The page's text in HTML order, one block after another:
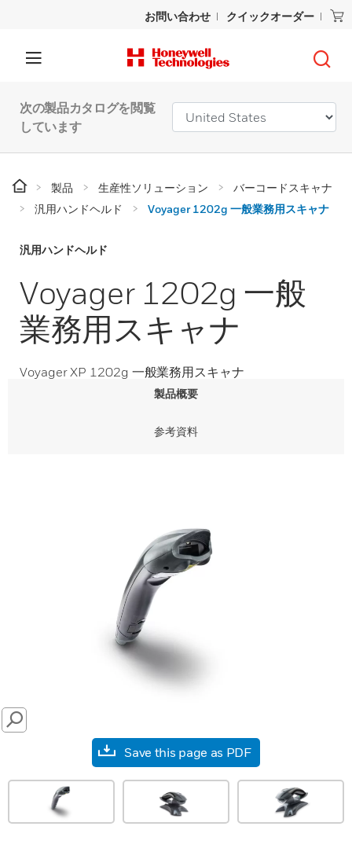
お問い合わせ クイックオーダー
次の製品カタログを閲覧
しています
製品 生産性ソリューション
バーコードスキャナ
汎用ハンドヘルド
Voyager 1202g 一般業務用スキャナ
汎用ハンドヘルド
Voyager 1202g 一般
業務用スキャナ
Voyager XP 1202g 一般業務用スキャナ
製品概要
参考資料
SEARCH
Save this page as PDF